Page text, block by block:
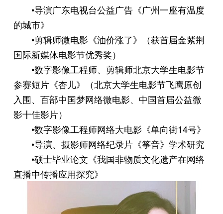
•导演广东电视台公益广告《广州一座有温度
的城市》
•剪辑师微电影《油价涨了》（获首届金紫荆
国际新媒体电影节优秀奖）
•数字影像工程师、剪辑师北京大学生电影节
参赛短片《杏儿》（北京大学生电影节飞鹰原创
入围、百部中国梦网络微电影、中国首届公益微
影十佳影片）
•数字影像工程师网络大电影《单向街14号》
•导演、摄影师网络纪录片《筝音》学术研究
•硕士毕业论文《我国非物质文化遗产在网络
直播中传播应用探究》